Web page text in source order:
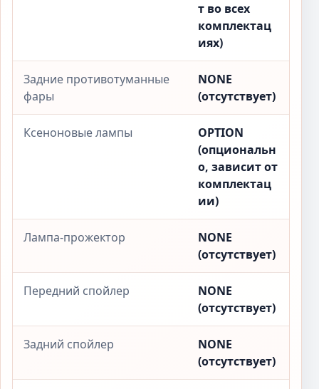
т во всех
комплектац
иях)
Задние противотуманные
фары
NONE
(отсутствует)
Ксеноновые лампы
OPTION
(опциональн
о, зависит от
комплектац
ии)
Лампа-прожектор
NONE
(отсутствует)
Передний спойлер
NONE
(отсутствует)
Задний спойлер
NONE
(отсутствует)